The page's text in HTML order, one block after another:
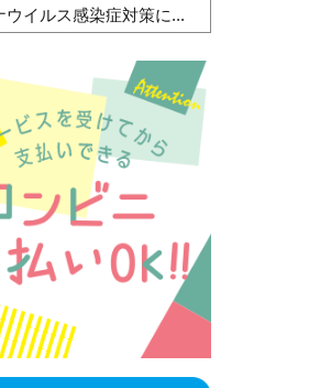
ウイルス感染症対策に...